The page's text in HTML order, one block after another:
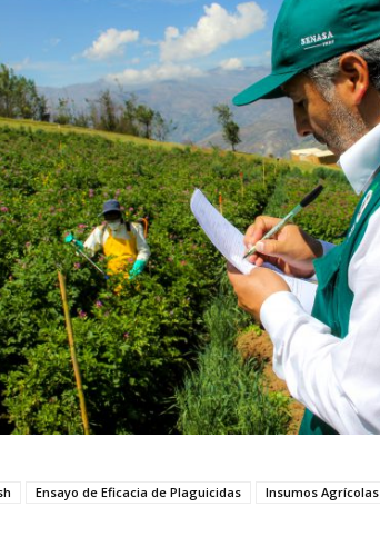
Ensayo de Eficacia de Plaguicidas Insumos Agrícolas